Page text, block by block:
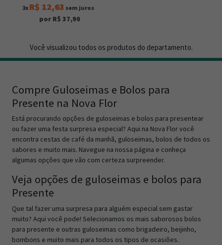
3x R$ 12,63 sem juros
por R$ 37,90
Você visualizou todos os produtos do departamento.
Compre Guloseimas e Bolos para
Presente na Nova Flor
Está procurando opções de guloseimas e bolos para presentear
ou fazer uma festa surpresa especial? Aqui na Nova Flor você
encontra cestas de café da manhã, guloseimas, bolos de todos os
sabores e muito mais. Navegue na nossa página e conheça
algumas opções que vão com certeza surpreender.
Veja opções de guloseimas e bolos para
Presente
Que tal fazer uma surpresa para alguém especial sem gastar
muito? Aqui você pode! Selecionamos os mais saborosos bolos
para presente e outras guloseimas como brigadeiro, beijinho,
bombons e muito mais para todos os tipos de ocasiões.